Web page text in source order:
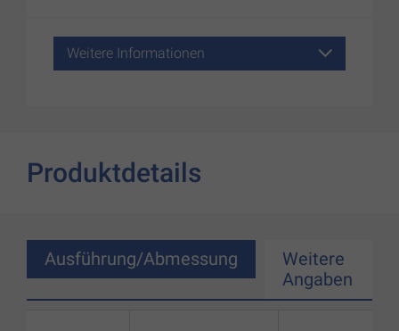
Weitere Informationen
Produktdetails
Ausführung/Abmessung
Weitere
Angaben